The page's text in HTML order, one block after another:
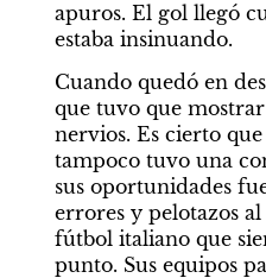
apuros. El gol llegó
estaba insinuando.
Cuando quedó en
que tuvo que
nervios. Es cierto
tampoco tuvo una
sus oportunidades
errores y pelotazos
fútbol italiano que
punto. Sus equipos